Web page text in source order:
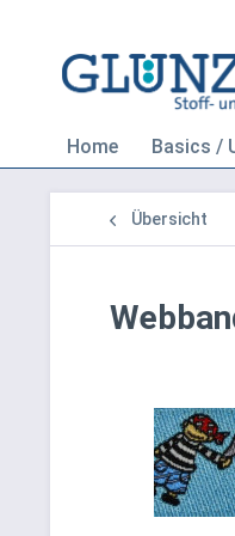
Home Basics /
Übersicht